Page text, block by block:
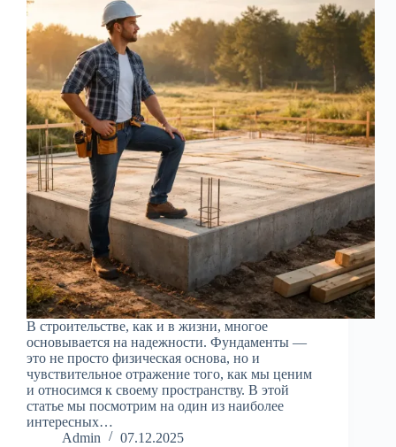
В строительстве, как и в жизни, многое
основывается на надежности. Фундаменты —
это не просто физическая основа, но и
чувствительное отражение того, как мы ценим
и относимся к своему пространству. В этой
статье мы посмотрим на один из наиболее
интересных…
Admin
07.12.2025